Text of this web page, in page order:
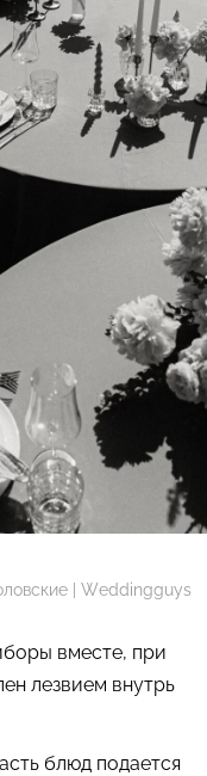
| Weddingguys
вместе, при
лезвием внутрь
блюд подается